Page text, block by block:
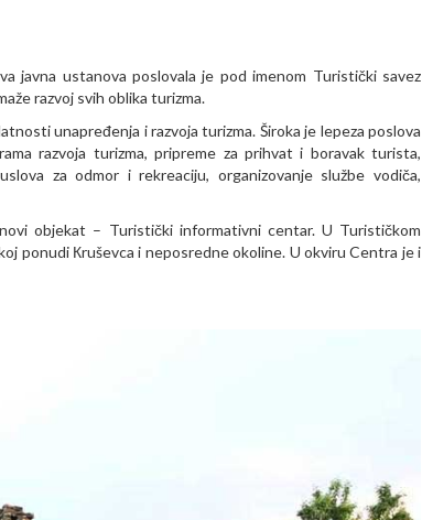
javna ustanova poslovala je pod imenom Turistički savez
razvoj svih oblika turizma.
unapređenja i razvoja turizma. Široka je lepeza poslova
razvoja turizma, pripreme za prihvat i boravak turista,
za odmor i rekreaciju, organizovanje službe vodiča,
objekat – Turistički informativni centar. U Turističkom
ponudi Кruševca i neposredne okoline. U okviru Centra je i